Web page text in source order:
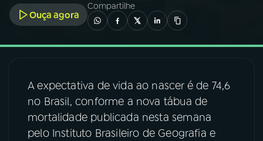
A RÁDIO
03PROGRAMAÇÃO
04PROGRAMAS
PODCASTS
Ouça agora
Compartilhe
A expectativa de vida ao nascer é de 74,6
no Brasil, conforme a nova tábua de
mortalidade publicada nesta semana
pelo Instituto Brasileiro de Geografia e